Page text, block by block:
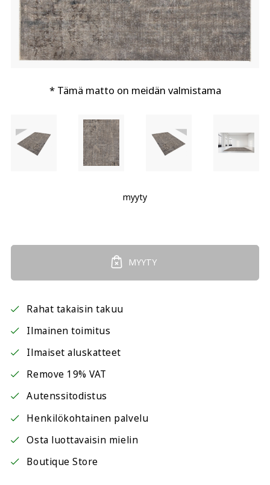
* Tämä matto on meidän valmistama
myyty
MYYTY
Rahat takaisin takuu
Ilmainen toimitus
Ilmaiset aluskatteet
Remove 19% VAT
Autenssitodistus
Henkilökohtainen palvelu
Osta luottavaisin mielin
Boutique Store